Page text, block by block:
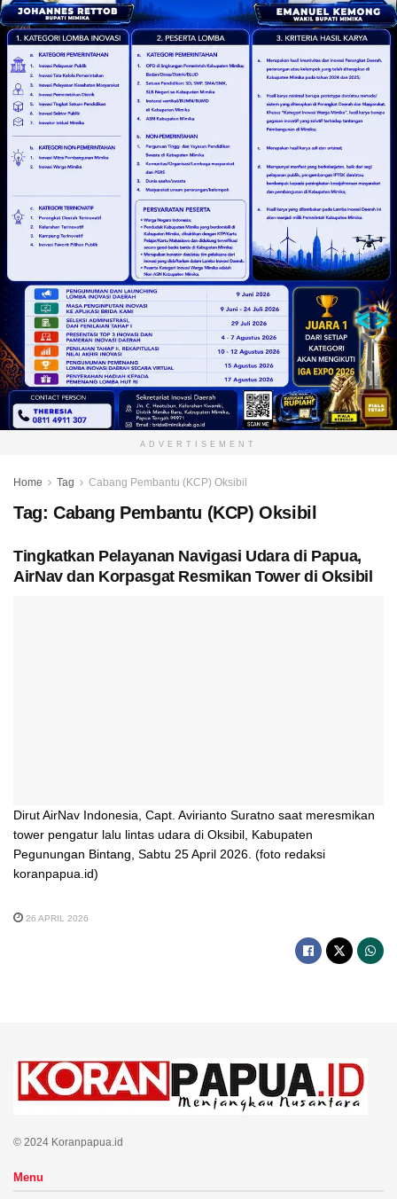
ADVERTISEMENT
Home Tag Cabang Pembantu (KCP) Oksibil
Tag: Cabang Pembantu (KCP) Oksibil
Tingkatkan Pelayanan Navigasi Udara di Papua,
AirNav dan Korpasgat Resmikan Tower di Oksibil
Dirut AirNav Indonesia, Capt. Avirianto Suratno saat meresmikan
tower pengatur lalu lintas udara di Oksibil, Kabupaten
Pegunungan Bintang, Sabtu 25 April 2026. (foto redaksi
koranpapua.id)
26 APRIL 2026
© 2024 Koranpapua.id
Menu